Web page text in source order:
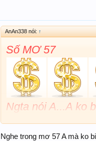
AnAn338 nói: ↑
Số MƠ 57
Ngta nói A...A ko
một cục...ko bít
Nghe trong mơ 57 A mà ko